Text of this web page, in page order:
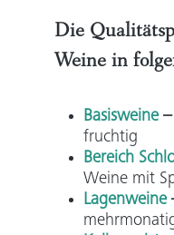
Die
Weine in
Basisweine –
fruchtig
Bereich
Weine mit
Lagenweine